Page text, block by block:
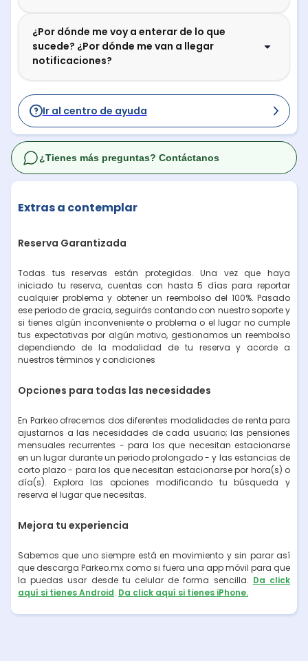
¿Por dónde me voy a enterar de lo que
sucede? ¿Por dónde me van a llegar
notificaciones?
Ir al centro de ayuda
Extras a contemplar
Reserva Garantizada
Todas tus reservas están protegidas. Una vez que haya
iniciado tu reserva, cuentas con hasta 5 días para reportar
cualquier problema y obtener un reembolso del 100%. Pasado
ese periodo de gracia, seguirás contando con nuestro soporte y
si tienes algún inconveniente o problema o el lugar no cumple
tus expectativas por algún motivo, gestionamos un reembolso
dependiendo de la modalidad de tu reserva y acorde a
nuestros términos y condiciones
Opciones para todas las necesidades
En Parkeo ofrecemos dos diferentes modalidades de renta para
ajustarnos a las necesidades de cada usuario; las pensiones
mensuales recurrentes - para los que necesitan estacionarse
en un lugar durante un periodo prolongado - y las estancias de
corto plazo - para los que necesitan estacionarse por hora(s) o
día(s). Explora las opciones modificando tu búsqueda y
reserva el lugar que necesitas.
Mejora tu experiencia
Sabemos que uno siempre está en movimiento y sin parar así
que descarga Parkeo.mx como si fuera una app móvil para que
la puedas usar desde tu celular de forma sencilla. Da click
aquí si tienes Android. Da click aquí si tienes iPhone.
¿Tienes más preguntas? Contáctanos